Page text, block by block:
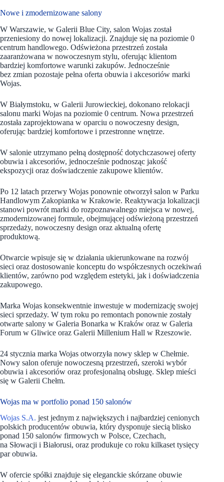
Nowe i zmodernizowane salony
W Warszawie, w Galerii Blue City, salon Wojas został
przeniesiony do nowej lokalizacji. Znajduje się na poziomie 0
centrum handlowego. Odświeżona przestrzeń została
zaaranżowana w nowoczesnym stylu, oferując klientom
bardziej komfortowe warunki zakupów. Jednocześnie
bez zmian pozostaje pełna oferta obuwia i akcesoriów marki
Wojas.
W Białymstoku, w Galerii Jurowieckiej, dokonano relokacji
salonu marki Wojas na poziomie 0 centrum. Nowa przestrzeń
została zaprojektowana w oparciu o nowoczesny design,
oferując bardziej komfortowe i przestronne wnętrze.
W salonie utrzymano pełną dostępność dotychczasowej oferty
obuwia i akcesoriów, jednocześnie podnosząc jakość
ekspozycji oraz doświadczenie zakupowe klientów.
Po 12 latach przerwy Wojas ponownie otworzył salon w Parku
Handlowym Zakopianka w Krakowie. Reaktywacja lokalizacji
stanowi powrót marki do rozpoznawalnego miejsca w nowej,
zmodernizowanej formule, obejmującej odświeżoną przestrzeń
sprzedaży, nowoczesny design oraz aktualną ofertę
produktową.
Otwarcie wpisuje się w działania ukierunkowane na rozwój
sieci oraz dostosowanie konceptu do współczesnych oczekiwań
klientów, zarówno pod względem estetyki, jak i doświadczenia
zakupowego.
Marka Wojas konsekwentnie inwestuje w modernizację swojej
sieci sprzedaży. W tym roku po remontach ponownie zostały
otwarte salony w Galeria Bonarka w Kraków oraz w Galeria
Forum w Gliwice oraz Galerii Millenium Hall w Rzeszowie.
24 stycznia marka Wojas otworzyła nowy sklep w Chełmie.
Nowy salon oferuje nowoczesną przestrzeń, szeroki wybór
obuwia i akcesoriów oraz profesjonalną obsługę. Sklep mieści
się w Galerii Chełm.
Wojas ma w portfolio ponad 150 salonów
Wojas S.A. jest jednym z największych i najbardziej cenionych
polskich producentów obuwia, który dysponuje siecią blisko
ponad 150 salonów firmowych w Polsce, Czechach,
na Słowacji i Białorusi, oraz produkuje co roku kilkaset tysięcy
par obuwia.
W ofercie spółki znajduje się eleganckie skórzane obuwie